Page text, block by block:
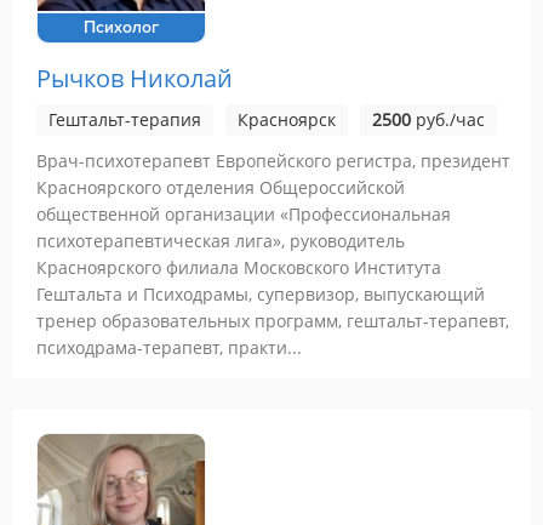
Психолог
Рычков Николай
Гештальт-терапия Красноярск 2500 руб./час
Врач-психотерапевт Европейского регистра, президент
Красноярского отделения Общероссийской
общественной организации «Профессиональная
психотерапевтическая лига», руководитель
Красноярского филиала Московского Института
Гештальта и Психодрамы, супервизор, выпускающий
тренер образовательных программ, гештальт-терапевт,
психодрама-терапевт, практи...